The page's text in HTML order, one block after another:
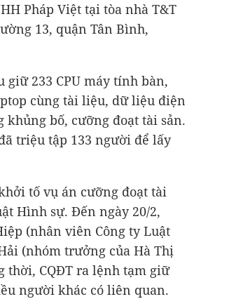
Pháp Việt tại tòa nhà T&T
13, quận Tân Bình,
giữ 233 CPU máy tính bàn,
cùng tài liệu, dữ liệu điện
bố, cưỡng đoạt tài sản.
triệu tập 133 người để lấy
tố vụ án cưỡng đoạt tài
Hình sự. Đến ngày 20/2,
(nhân viên Công ty Luật
(nhóm trưởng của Hà Thị
thời, CQĐT ra lệnh tạm giữ
người khác có liên quan.